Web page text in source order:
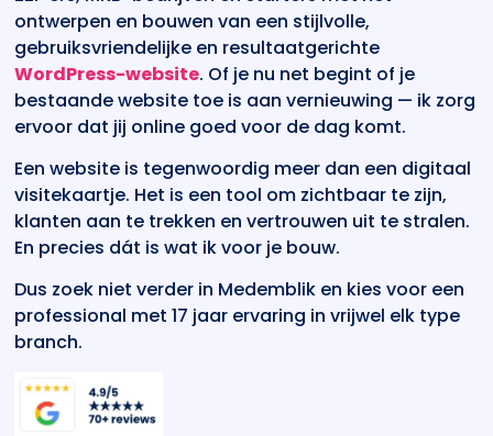
ontwerpen en bouwen van een stijlvolle,
gebruiksvriendelijke en resultaatgerichte
WordPress-website. Of je nu net begint of je
bestaande website toe is aan vernieuwing — ik zorg
ervoor dat jij online goed voor de dag komt.
Een website is tegenwoordig meer dan een digitaal
visitekaartje. Het is een tool om zichtbaar te zijn,
klanten aan te trekken en vertrouwen uit te stralen.
En precies dát is wat ik voor je bouw.
Dus zoek niet verder in Medemblik en kies voor een
professional met 17 jaar ervaring in vrijwel elk type
branch.